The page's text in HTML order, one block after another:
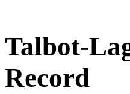
Talbot-
Record